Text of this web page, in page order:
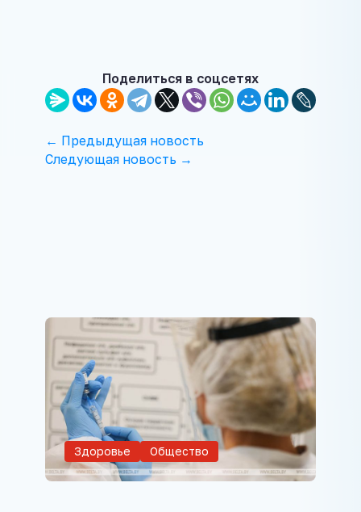
Поделиться в соцсетях
← Предыдущая новость
Следующая новость →
Здоровье Общество